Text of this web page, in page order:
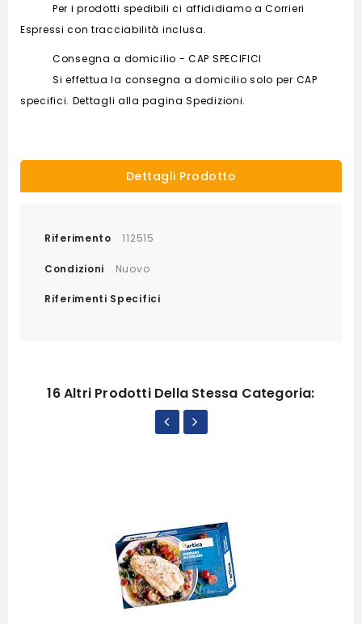
Per i prodotti spedibili ci affididiamo a Corrieri
Espressi con tracciabilità inclusa.
Consegna a domicilio - CAP SPECIFICI
Si effettua la consegna a domicilio solo per CAP
specifici. Dettagli alla pagina Spedizioni.
Dettagli Prodotto
Riferimento 112515
Condizioni Nuovo
Riferimenti Specifici
16 Altri Prodotti Della Stessa Categoria: